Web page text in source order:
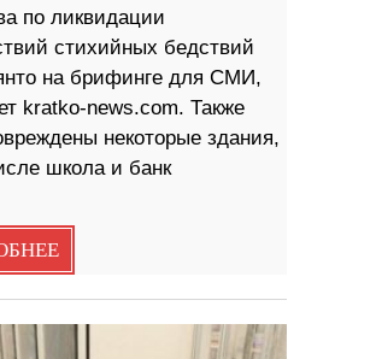
по ликвидации
стихийных бедствий
на брифинге для СМИ,
kratko-news.com. Также
некоторые здания,
школа и банк